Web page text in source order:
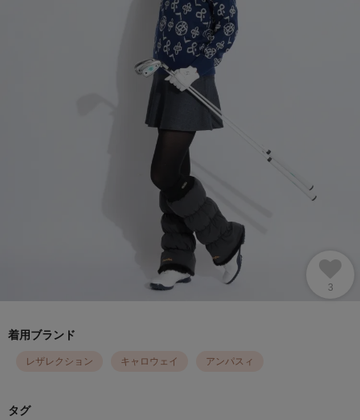
3
着用ブランド
レザレクション キャロウェイ アンパスィ
タグ